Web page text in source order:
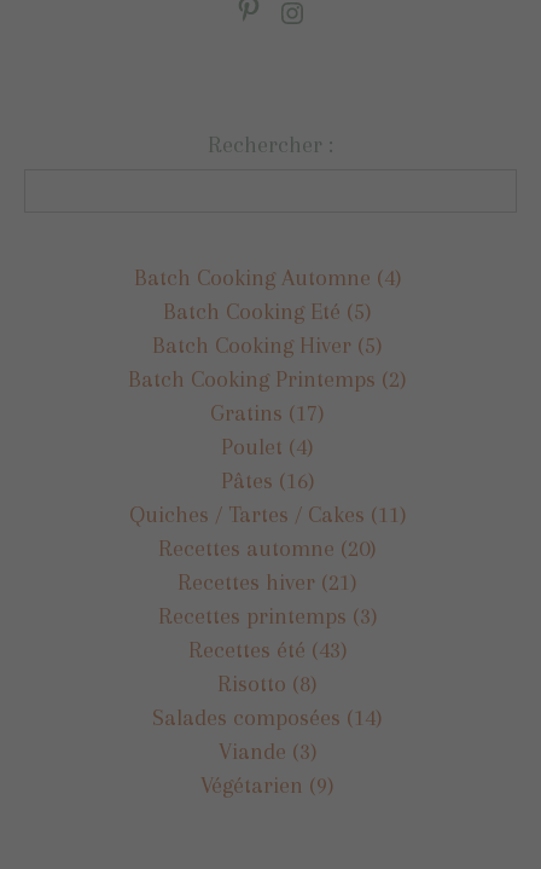
Rechercher :
Batch Cooking Automne (4)
Batch Cooking Eté (5)
Batch Cooking Hiver (5)
Batch Cooking Printemps (2)
Gratins (17)
Poulet (4)
Pâtes (16)
Quiches / Tartes / Cakes (11)
Recettes automne (20)
Recettes hiver (21)
Recettes printemps (3)
Recettes été (43)
Risotto (8)
Salades composées (14)
Viande (3)
Végétarien (9)